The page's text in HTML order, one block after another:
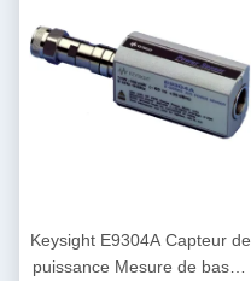
Keysight E9304A Capteur de
puissance Mesure de basse